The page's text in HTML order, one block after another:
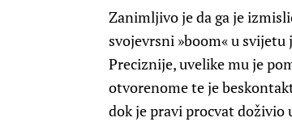
Zanimljivo je da ga je
svojevrsni »boom« u
Preciznije, uvelike mu je
otvorenome te je
dok je pravi procvat doživio